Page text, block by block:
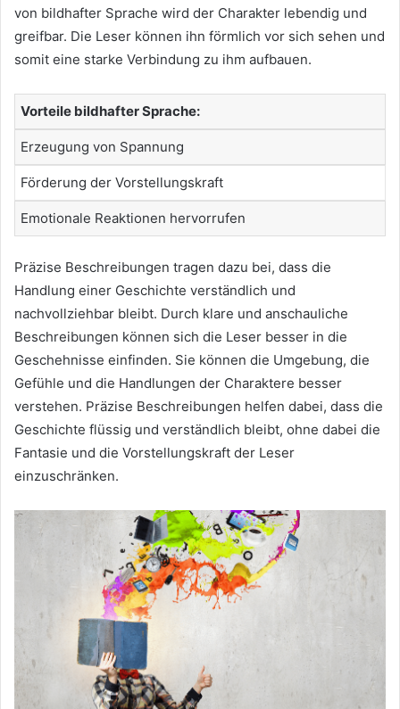
von bildhafter Sprache wird der Charakter lebendig und
greifbar. Die Leser können ihn förmlich vor sich sehen und
somit eine starke Verbindung zu ihm aufbauen.
Vorteile bildhafter Sprache:
Erzeugung von Spannung
Förderung der Vorstellungskraft
Emotionale Reaktionen hervorrufen
Präzise Beschreibungen tragen dazu bei, dass die
Handlung einer Geschichte verständlich und
nachvollziehbar bleibt. Durch klare und anschauliche
Beschreibungen können sich die Leser besser in die
Geschehnisse einfinden. Sie können die Umgebung, die
Gefühle und die Handlungen der Charaktere besser
verstehen. Präzise Beschreibungen helfen dabei, dass die
Geschichte flüssig und verständlich bleibt, ohne dabei die
Fantasie und die Vorstellungskraft der Leser
einzuschränken.